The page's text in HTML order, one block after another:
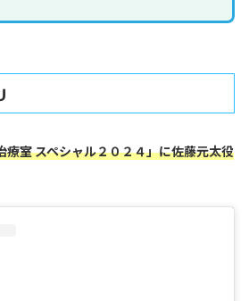
療室 スペシャル２０２４」に佐藤元太役